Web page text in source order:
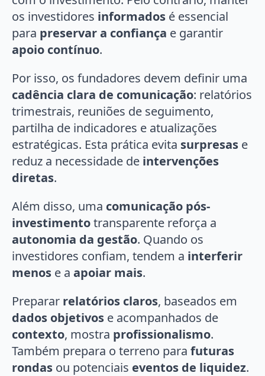
os investidores informados é essencial
para preservar a confiança e garantir
apoio contínuo.
Por isso, os fundadores devem definir uma
cadência clara de comunicação: relatórios
trimestrais, reuniões de seguimento,
partilha de indicadores e atualizações
estratégicas. Esta prática evita surpresas e
reduz a necessidade de intervenções
diretas.
Além disso, uma comunicação pós-
investimentotransparente reforça a
autonomia da gestão. Quando os
investidores confiam, tendem a interferir
menos e a apoiar mais.
Preparar relatórios claros, baseados em
dados objetivos e acompanhados de
contexto, mostra profissionalismo.
Também prepara o terreno para futuras
rondas ou potenciais eventos de liquidez.